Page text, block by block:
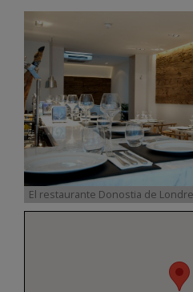
El restaurante Donostia de